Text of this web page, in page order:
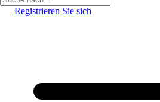
Registrieren Sie sich